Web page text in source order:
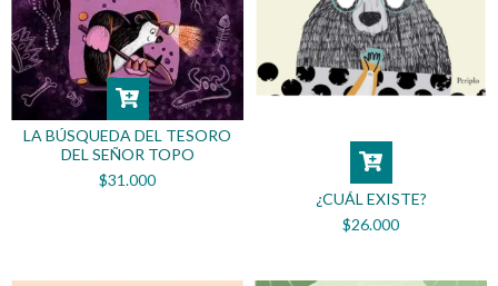
LA BÚSQUEDA DEL TESORO
DEL SEÑOR TOPO
$31.000
¿CUÁL EXISTE?
$26.000